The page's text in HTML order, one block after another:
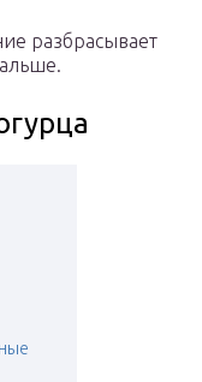
разбрасывает